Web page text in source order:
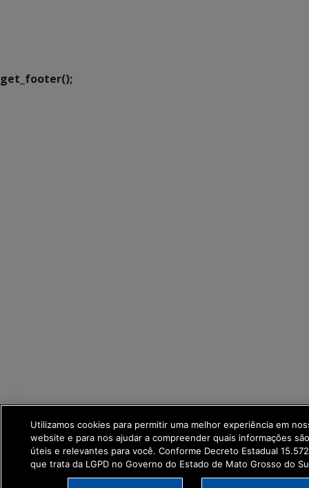
get_footer();
Utilizamos cookies para permitir uma melhor experiência em
website e para nos ajudar a compreender quais informações
úteis e relevantes para você. Conforme Decreto Estadual
que trata da LGPD no Governo do Estado de Mato Grosso do